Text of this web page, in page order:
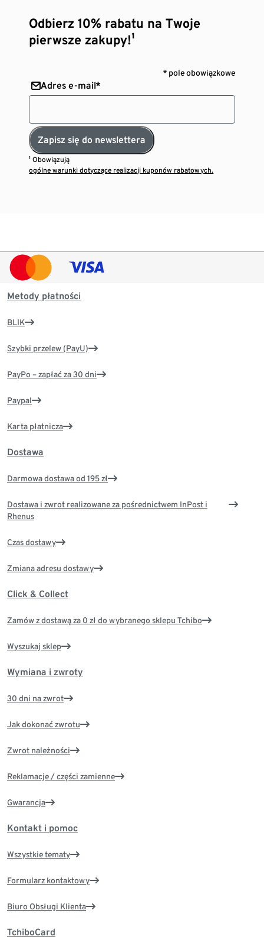
Odbierz 10% rabatu na Twoje
pierwsze zakupy!¹
* pole obowiązkowe
Adres e-mail*
Zapisz się do newslettera
¹ Obowiązują
ogólne warunki dotyczące realizacji kuponów rabatowych.
Metody płatności
BLIK
Szybki przelew (PayU)
PayPo – zapłać za 30 dni
Paypal
Karta płatnicza
Dostawa
Darmowa dostawa od 195 zł
Dostawa i zwrot realizowane za pośrednictwem InPost i
Rhenus
Czas dostawy
Zmiana adresu dostawy
Click & Collect
Zamów z dostawą za 0 zł do wybranego sklepu Tchibo
Wyszukaj sklep
Wymiana i zwroty
30 dni na zwrot
Jak dokonać zwrotu
Zwrot należności
Reklamacje / części zamienne
Gwarancja
Kontakt i pomoc
Wszystkie tematy
Formularz kontaktowy
Biuro Obsługi Klienta
TchiboCard